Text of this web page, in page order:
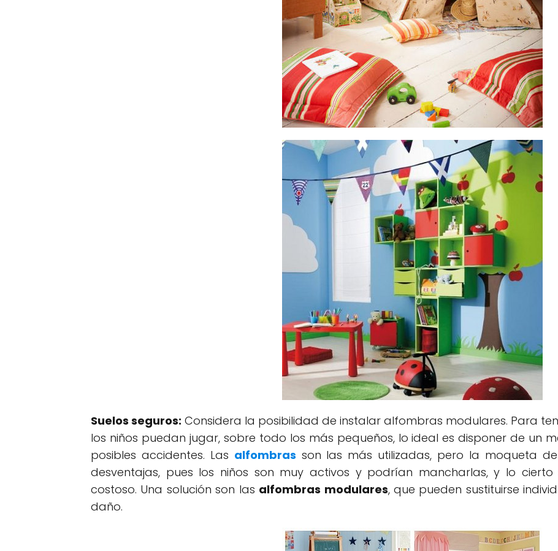
Suelos seguros: Considera la posibilidad de instalar alfombras modulares. Para
los niños puedan jugar, sobre todo los más pequeños, lo ideal es disponer de un
posibles accidentes. Las alfombras son las más utilizadas, pero la moqueta
desventajas, pues los niños son muy activos y podrían mancharlas, y lo
costoso. Una solución son las alfombras modulares, que pueden sustituirse
daño.